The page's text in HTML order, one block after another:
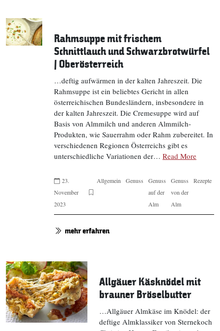
Rahmsuppe mit frischem
Schnittlauch und Schwarzbrotwürfel
| Oberösterreich
…deftig aufwärmen in der kalten Jahreszeit. Die
Rahmsuppe ist ein beliebtes Gericht in allen
österreichischen Bundesländern, insbesondere in
der kalten Jahreszeit. Die Cremesuppe wird auf
Basis von Almmilch und anderen Almmilch-
Produkten, wie Sauerrahm oder Rahm zubereitet. In
verschiedenen Regionen Österreichs gibt es
unterschiedliche Variationen der… Read More
23.
November
2023
Allgemein Genuss
Genuss
auf der
Alm
Genuss
von der
Alm
Rezepte
mehr erfahren
Allgäuer Käsknödel mit
brauner Bröselbutter
…Allgäuer Almkäse im Knödel: der
deftige Almklassiker von Sternekoch